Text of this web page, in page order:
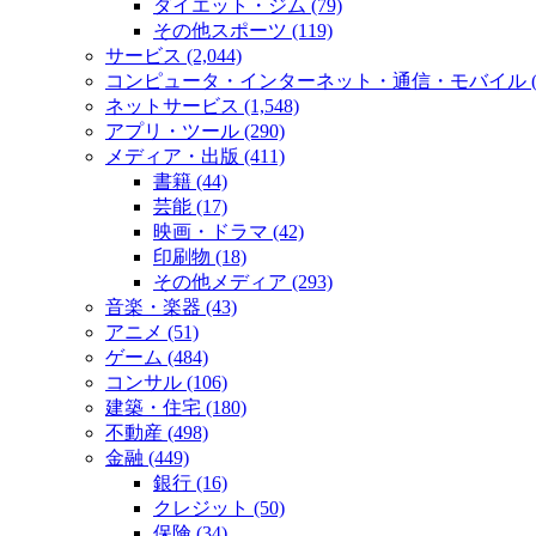
ダイエット・ジム (79)
その他スポーツ (119)
サービス (2,044)
コンピュータ・インターネット・通信・モバイル
ネットサービス (1,548)
アプリ・ツール (290)
メディア・出版 (411)
書籍 (44)
芸能 (17)
映画・ドラマ (42)
印刷物 (18)
その他メディア (293)
音楽・楽器 (43)
アニメ (51)
ゲーム (484)
コンサル (106)
建築・住宅 (180)
不動産 (498)
金融 (449)
銀行 (16)
クレジット (50)